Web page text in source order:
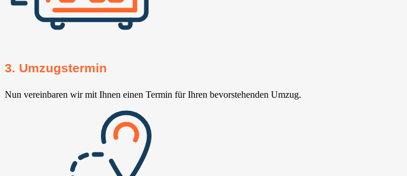
3. Umzugstermin
Nun vereinbaren wir mit Ihnen einen Termin für Ihren bevorstehenden Umzug.